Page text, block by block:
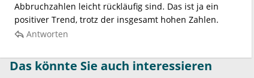
Abbruchzahlen leicht rückläufig sind. Das ist ja ein
positiver Trend, trotz der insgesamt hohen Zahlen.
Antworten
Das könnte Sie auch interessieren